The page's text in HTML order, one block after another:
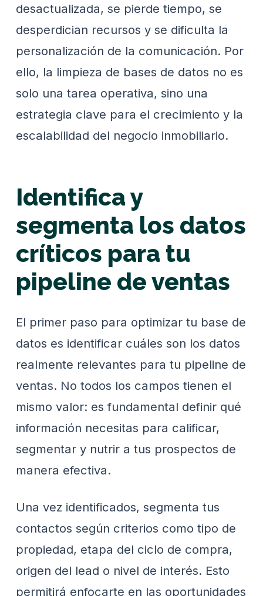
desactualizada, se pierde tiempo, se
desperdician recursos y se dificulta la
personalización de la comunicación. Por
ello, la limpieza de bases de datos no es
solo una tarea operativa, sino una
estrategia clave para el crecimiento y la
escalabilidad del negocio inmobiliario.
Identifica y
segmenta los datos
críticos para tu
pipeline de ventas
El primer paso para optimizar tu base de
datos es identificar cuáles son los datos
realmente relevantes para tu pipeline de
ventas. No todos los campos tienen el
mismo valor: es fundamental definir qué
información necesitas para calificar,
segmentar y nutrir a tus prospectos de
manera efectiva.
Una vez identificados, segmenta tus
contactos según criterios como tipo de
propiedad, etapa del ciclo de compra,
origen del lead o nivel de interés. Esto
permitirá enfocarte en las oportunidades